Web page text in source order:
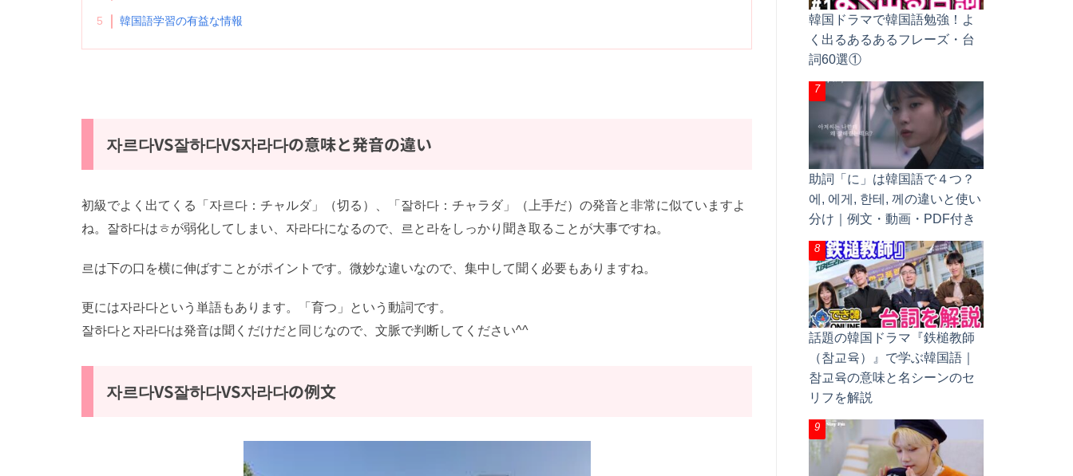
韓国語学習の有益な情報
자르다VS잘하다VS자라다の意味と発音の違い
初級でよく出てくる「자르다：チャルダ」（切る）、「잘하다：チャラダ」（上手だ）の発音と非常に似ていますよ
ね。잘하다はㅎが弱化してしまい、자라다になるので、르と라をしっかり聞き取ることが大事ですね。
르は下の口を横に伸ばすことがポイントです。微妙な違いなので、集中して聞く必要もありますね。
更には자라다という単語もあります。「育つ」という動詞です。
잘하다と자라다は発音は聞くだけだと同じなので、文脈で判断してください^^
자르다VS잘하다VS자라다の例文
韓国ドラマで韓国語勉強！よ
く出るあるあるフレーズ・台
詞60選①
助詞「に」は韓国語で４つ？
에, 에게, 한테, 께の違いと使い
分け｜例文・動画・PDF付き
話題の韓国ドラマ『鉄槌教師
（참교육）』で学ぶ韓国語｜
참교육の意味と名シーンのセ
リフを解説